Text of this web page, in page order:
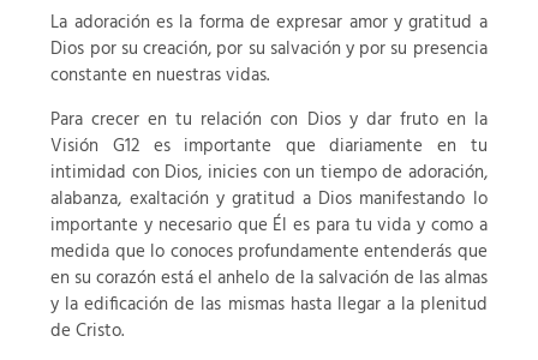
La adoración es la forma de expresar amor y gratitud a
Dios por su creación, por su salvación y por su presencia
constante en nuestras vidas.
Para crecer en tu relación con Dios y dar fruto en la
Visión G12 es importante que diariamente en tu
intimidad con Dios, inicies con un tiempo de adoración,
alabanza, exaltación y gratitud a Dios manifestando lo
importante y necesario que Él es para tu vida y como a
medida que lo conoces profundamente entenderás que
en su corazón está el anhelo de la salvación de las almas
y la edificación de las mismas hasta llegar a la plenitud
de Cristo.